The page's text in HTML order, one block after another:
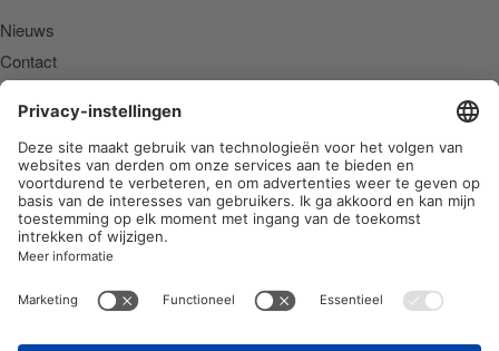
Nieuws
Contact
Partners
Werkgebieden
Den Haag
Alphen aan den Rijn
Delft
Dordrecht
Leiden